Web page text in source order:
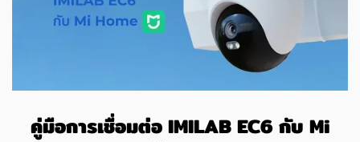
คู่มือการเชื่อมต่อ IMILAB EC6 กับ Mi